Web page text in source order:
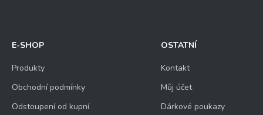
E-SHOP
Produkty
Obchodní podmínky
Odstoupení od kupní
OSTATNÍ
Kontakt
Můj účet
Dárkové poukazy